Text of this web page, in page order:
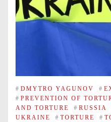
# DMYTRO YAGUNOV #
# PREVENTION OF
AND TORTURE
# RUSSIA
UKRAINE
# TORTURE #